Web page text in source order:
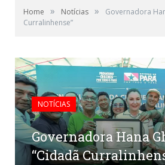
Home » Notícias »
Governadora
Curralinhense”
NOTÍCIAS
Governadora Hana
“Cidadã